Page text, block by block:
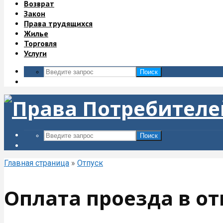
Возврат
Закон
Права трудящихся
Жилье
Торговля
Услуги
Поиск
Поиск
Главная страница » Отпуск
Оплата проезда в